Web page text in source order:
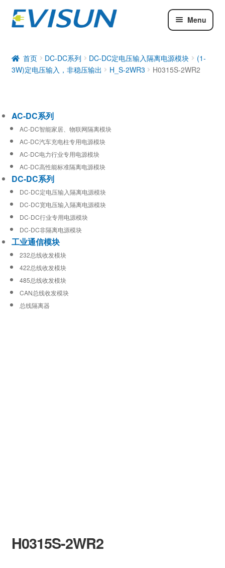
Menu
DC-DC系列
工业通信模块
首页 DC-DC系列 DC-DC定电压输入隔离电源模块
(1-
3W)定电压输入，非稳压输出
H_S-2WR3 H0315S-2WR2
H0315S-2WR2
AC-DC系列
AC-DC智能家居、物联网隔离模块
AC-DC汽车充电柱专用电源模块
AC-DC电力行业专用电源模块
AC-DC高性能标准隔离电源模块
DC-DC系列
DC-DC定电压输入隔离电源模块
DC-DC宽电压输入隔离电源模块
DC-DC行业专用电源模块
DC-DC非隔离电源模块
工业通信模块
232总线收发模块
422总线收发模块
485总线收发模块
CAN总线收发模块
总线隔离器